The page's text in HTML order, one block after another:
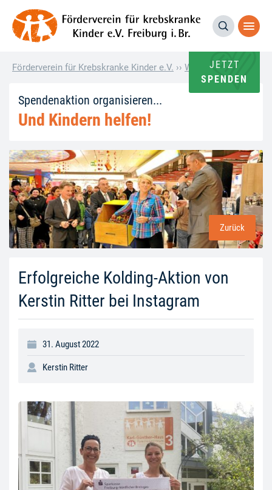
JETZT
SPENDEN
Förderverein für Krebskranke Kinder e.V. ›› Wie andere helfen
Spendenaktion organisieren...
Und Kindern helfen!
Erfolgreiche Kolding-Aktion von
Kerstin Ritter bei Instagram
Zurück
31. August 2022
Kerstin Ritter